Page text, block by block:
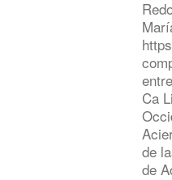
Ca
de
de